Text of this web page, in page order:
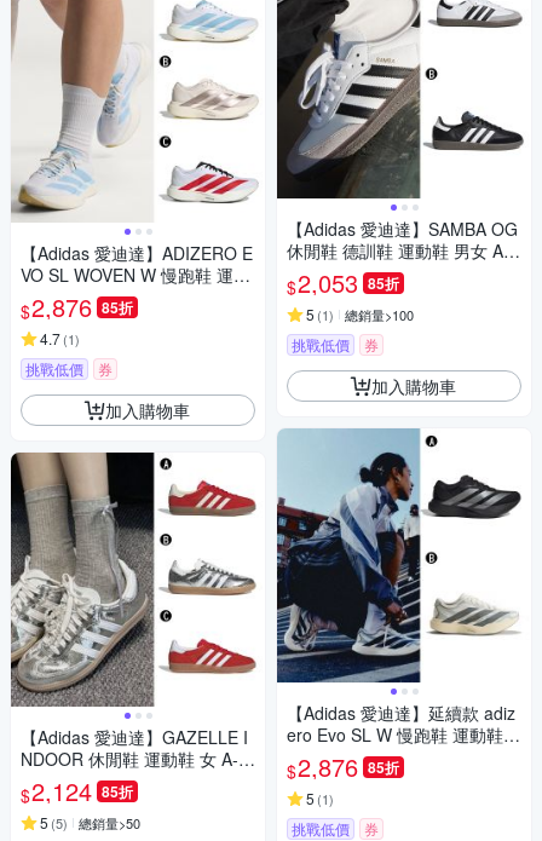
【Adidas 愛迪達】ADIZERO E
VO SL WOVEN W 慢跑鞋 運動
鞋 男女 A-JQ4526 B-KI6959
精選三款
$2,876 85折
4.7(1)
挑戰低價 券
加入購物車
【Adidas 愛迪達】GAZELLE I
NDOOR 休閒鞋 運動鞋 女 A-IF
1808 B-JR0035 C-JI2063
$2,124 85折
5 (5) 總銷量>50
【Adidas 愛迪達】SAMBA OG
休閒鞋 德訓鞋 運動鞋 男女 A-B
75806 B-B75807
$2,053 85折
5 (1) 總銷量>100
挑戰低價 券
加入購物車
【Adidas 愛迪達】延續款 adiz
ero Evo SL W 慢跑鞋 運動鞋
女 A-JP7147 B-KJ0440
$2,876 85折
5 (1)
挑戰低價 券